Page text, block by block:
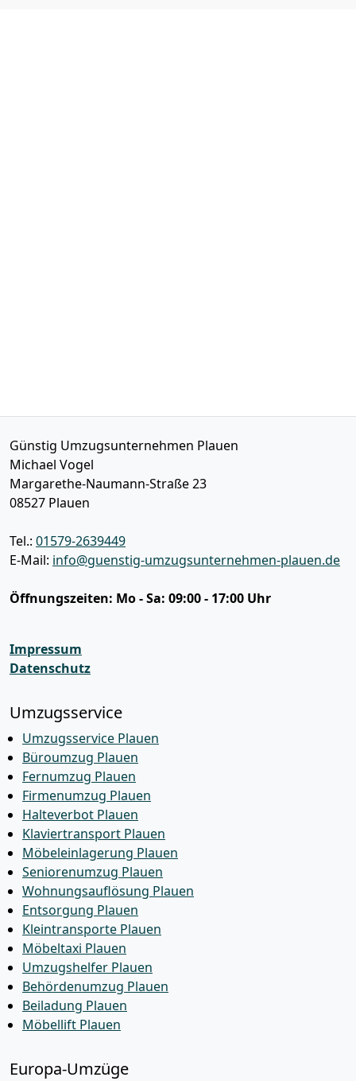
Günstig Umzugsunternehmen Plauen
Michael Vogel
Margarethe-Naumann-Straße 23
08527 Plauen
Tel.: 01579-2639449
E-Mail: info@guenstig-umzugsunternehmen-plauen.de
Öffnungszeiten: Mo - Sa: 09:00 - 17:00 Uhr
Impressum
Datenschutz
Umzugsservice
Umzugsservice Plauen
Büroumzug Plauen
Fernumzug Plauen
Firmenumzug Plauen
Halteverbot Plauen
Klaviertransport Plauen
Möbeleinlagerung Plauen
Seniorenumzug Plauen
Wohnungsauflösung Plauen
Entsorgung Plauen
Kleintransporte Plauen
Möbeltaxi Plauen
Umzugshelfer Plauen
Behördenumzug Plauen
Beiladung Plauen
Möbellift Plauen
Europa-Umzüge